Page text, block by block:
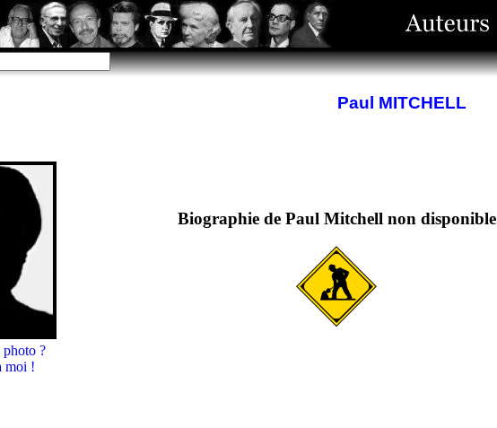
Paul MITCHELL
photo ?
moi !
Biographie de Paul Mitchell non disponible